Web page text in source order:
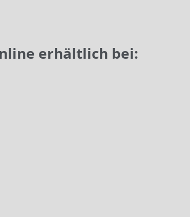
erhältlich bei: